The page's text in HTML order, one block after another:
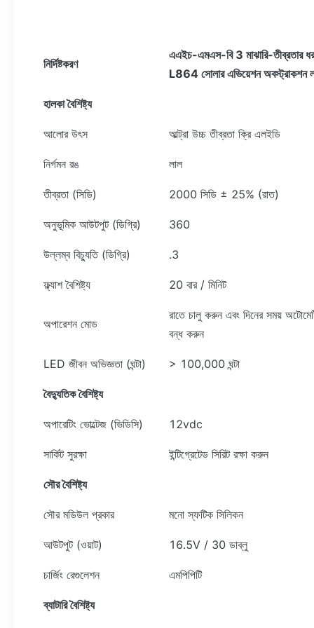
নির্দিষ্টকরণ
এএইচ-এমএস-বি 3 মাঝারি-তীব্রতার
L864 সোলার এভিয়েশন অবস্ট্রাকশন
হালকা বৈশিষ্ট্য
আলোর উৎস আল্ট্রা উচ্চ তীব্রতা ক্রি এলইডি
নির্গমন রঙ লাল
তীব্রতা (সিডি) 2000 সিডি ± 25% (রাত)
অনুভূমিক আউটপুট (ডিগ্রি) 360
উল্লম্ব বিচ্যুতি (ডিগ্রি) .3
ফ্ল্যাশ বৈশিষ্ট্য 20 বার / মিনিট
অপারেশন মোড
রাতে চালু করুন এবং দিনের সময়
বন্ধ করুন
LED জীবন অভিজ্ঞতা (ঘন্টা) > 100,000 ঘন্টা
বৈদ্যুতিক বৈশিষ্ট্য
অপারেটিং ভোল্টেজ (ভিডিসি) 12vdc
সার্কিট সুরক্ষা ইন্টিগ্রেটেড সিরিট রক্ষা করুন
সৌরবৈশিষ্ট্য
সৌর মডিউল প্রকার মনো স্ফটিক সিলিকন
আউটপুট (ওয়াট) 16.5V / 30 ডাব্লু
চার্জিং রেগুলেশন এমপিপিটি
ব্যাটারি বৈশিষ্ট্য